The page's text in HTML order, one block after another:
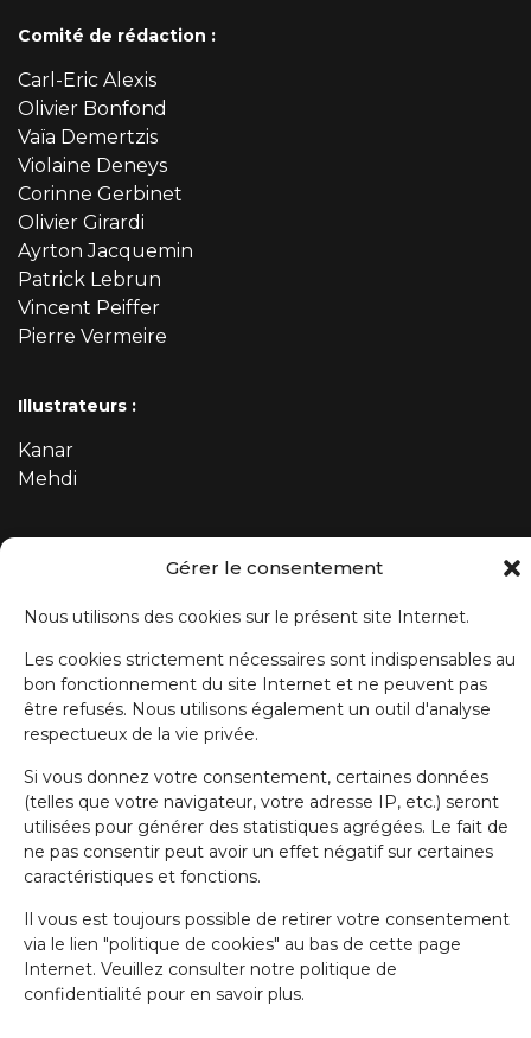
Gérer le consentement
Nous utilisons des cookies sur le présent site Internet.
Les cookies strictement nécessaires sont indispensables au
bon fonctionnement du site Internet et ne peuvent pas
être refusés. Nous utilisons également un outil d'analyse
respectueux de la vie privée.
Si vous donnez votre consentement, certaines données
(telles que votre navigateur, votre adresse IP, etc.) seront
utilisées pour générer des statistiques agrégées. Le fait de
ne pas consentir peut avoir un effet négatif sur certaines
caractéristiques et fonctions.
Il vous est toujours possible de retirer votre consentement
via le lien "politique de cookies" au bas de cette page
Internet. Veuillez consulter notre politique de
confidentialité pour en savoir plus.
Comité de rédaction :
Carl-Eric Alexis
Olivier Bonfond
Vaïa Demertzis
Violaine Deneys
Corinne Gerbinet
Olivier Girardi
Ayrton Jacquemin
Patrick Lebrun
Vincent Peiffer
Pierre Vermeire
Illustrateurs :
Kanar
Mehdi
ABONNEZ-VOUS À NOTRE NEWSLETTER
Prénom
Nom de famille
E-mail
J'accepte la politique de confidentialité.